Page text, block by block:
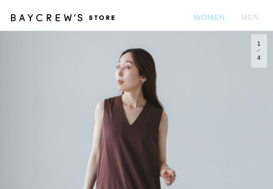
WOMEN MEN
1
4